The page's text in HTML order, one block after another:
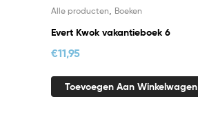
Alle producten Boeken
Evert Kwok vakantieboek 6
€11,95
Toevoegen Aan Winkelwagen